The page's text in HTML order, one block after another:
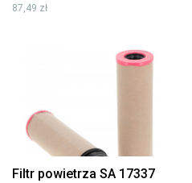
87,49 zł
Filtr powietrza SA 17337